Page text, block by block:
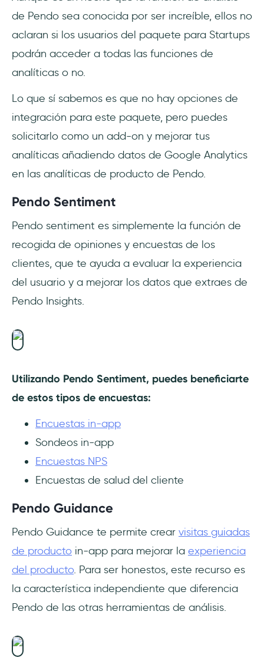
de Pendo sea conocida por ser increíble, ellos no
aclaran si los usuarios del paquete para Startups
podrán acceder a todas las funciones de
analíticas o no.
Lo que sí sabemos es que no hay opciones de
integración para este paquete, pero puedes
solicitarlo como un add-on y mejorar tus
analíticas añadiendo datos de Google Analytics
en las analíticas de producto de Pendo.
Pendo Sentiment
Pendo sentiment es simplemente la función de
recogida de opiniones y encuestas de los
clientes, que te ayuda a evaluar la experiencia
del usuario y a mejorar los datos que extraes de
Pendo Insights.
Utilizando Pendo Sentiment, puedes beneficiarte
de estos tipos de encuestas:
Encuestas in-app
Sondeos in-app
Encuestas NPS
Encuestas de salud del cliente
Pendo Guidance
Pendo Guidance te permite crear visitas guiadas
de producto in-app para mejorar la experiencia
del producto. Para ser honestos, este recurso es
la característica independiente que diferencia
Pendo de las otras herramientas de análisis.